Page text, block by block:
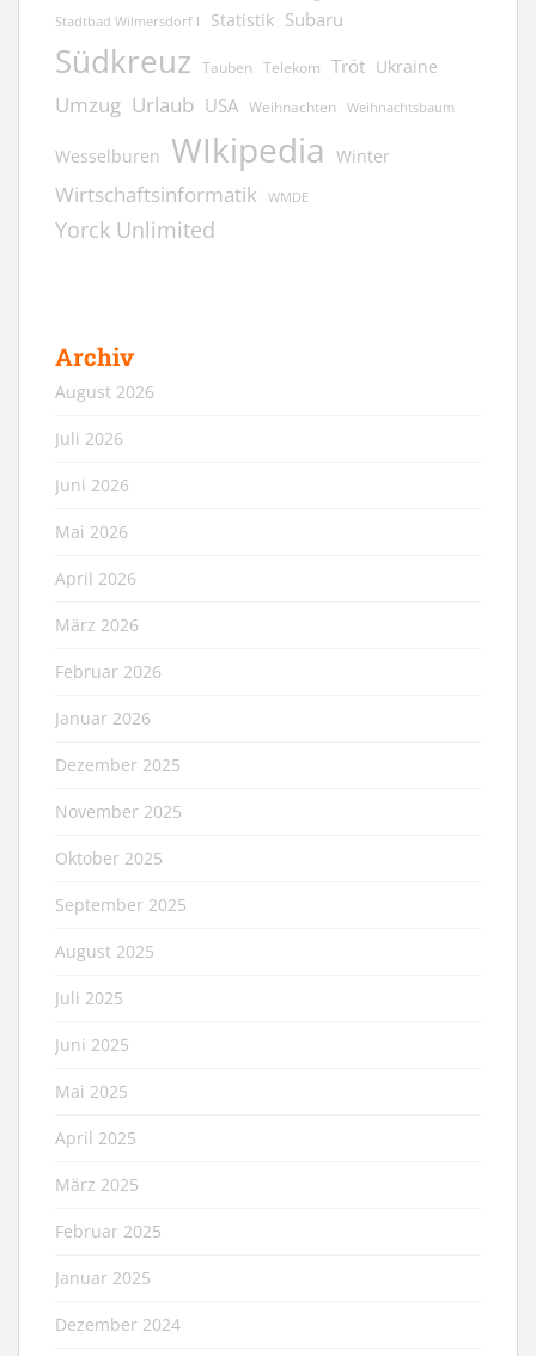
Stadtbad Wilmersdorf I Statistik Subaru
Südkreuz Tauben Telekom Tröt Ukraine
Umzug Urlaub USA Weihnachten Weihnachtsbaum
Wesselburen WIkipedia Winter
Wirtschaftsinformatik WMDE
Yorck Unlimited
Archiv
August 2026
Juli 2026
Juni 2026
Mai 2026
April 2026
März 2026
Februar 2026
Januar 2026
Dezember 2025
November 2025
Oktober 2025
September 2025
August 2025
Juli 2025
Juni 2025
Mai 2025
April 2025
März 2025
Februar 2025
Januar 2025
Dezember 2024